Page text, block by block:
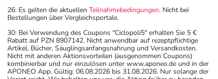
26: Es gelten die aktuellen Teilnahmebedingungen. Nicht bei
Bestellungen über Vergleichsportale.
30: Bei Verwendung des Coupons "Ciclopoli5" erhalten Sie 5 €
Rabatt auf PZN 8907142. Nicht anwendbar auf rezeptpflichtige
Artikel, Bücher, Säuglingsanfangsnahrung und Versandkosten.
Nicht mit anderen Aktionsvorteilen (ausgenommen Coupons)
kombinierbar und nur einzulösen unter www.aponeo.de und in der
APONEO App. Gültig: 06.08.2026 bis 31.08.2026. Nur solange der